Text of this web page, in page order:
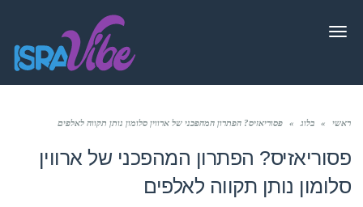
תפריט
ראשי » בלוג » פסוריאזיס? הפתרון המהפכני של ארווין סלומון נותן תקווה לאלפים
פסוריאזיס? הפתרון המהפכני של ארווין
סלומון נותן תקווה לאלפים